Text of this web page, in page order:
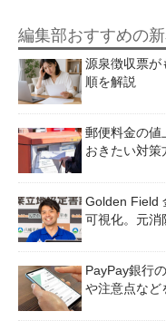
編集部おすすめの
源泉徴収票が
順を解説
郵便料金の値
おきたい対策
Golden Field
可視化。元消
PayPay銀行
や注意点など